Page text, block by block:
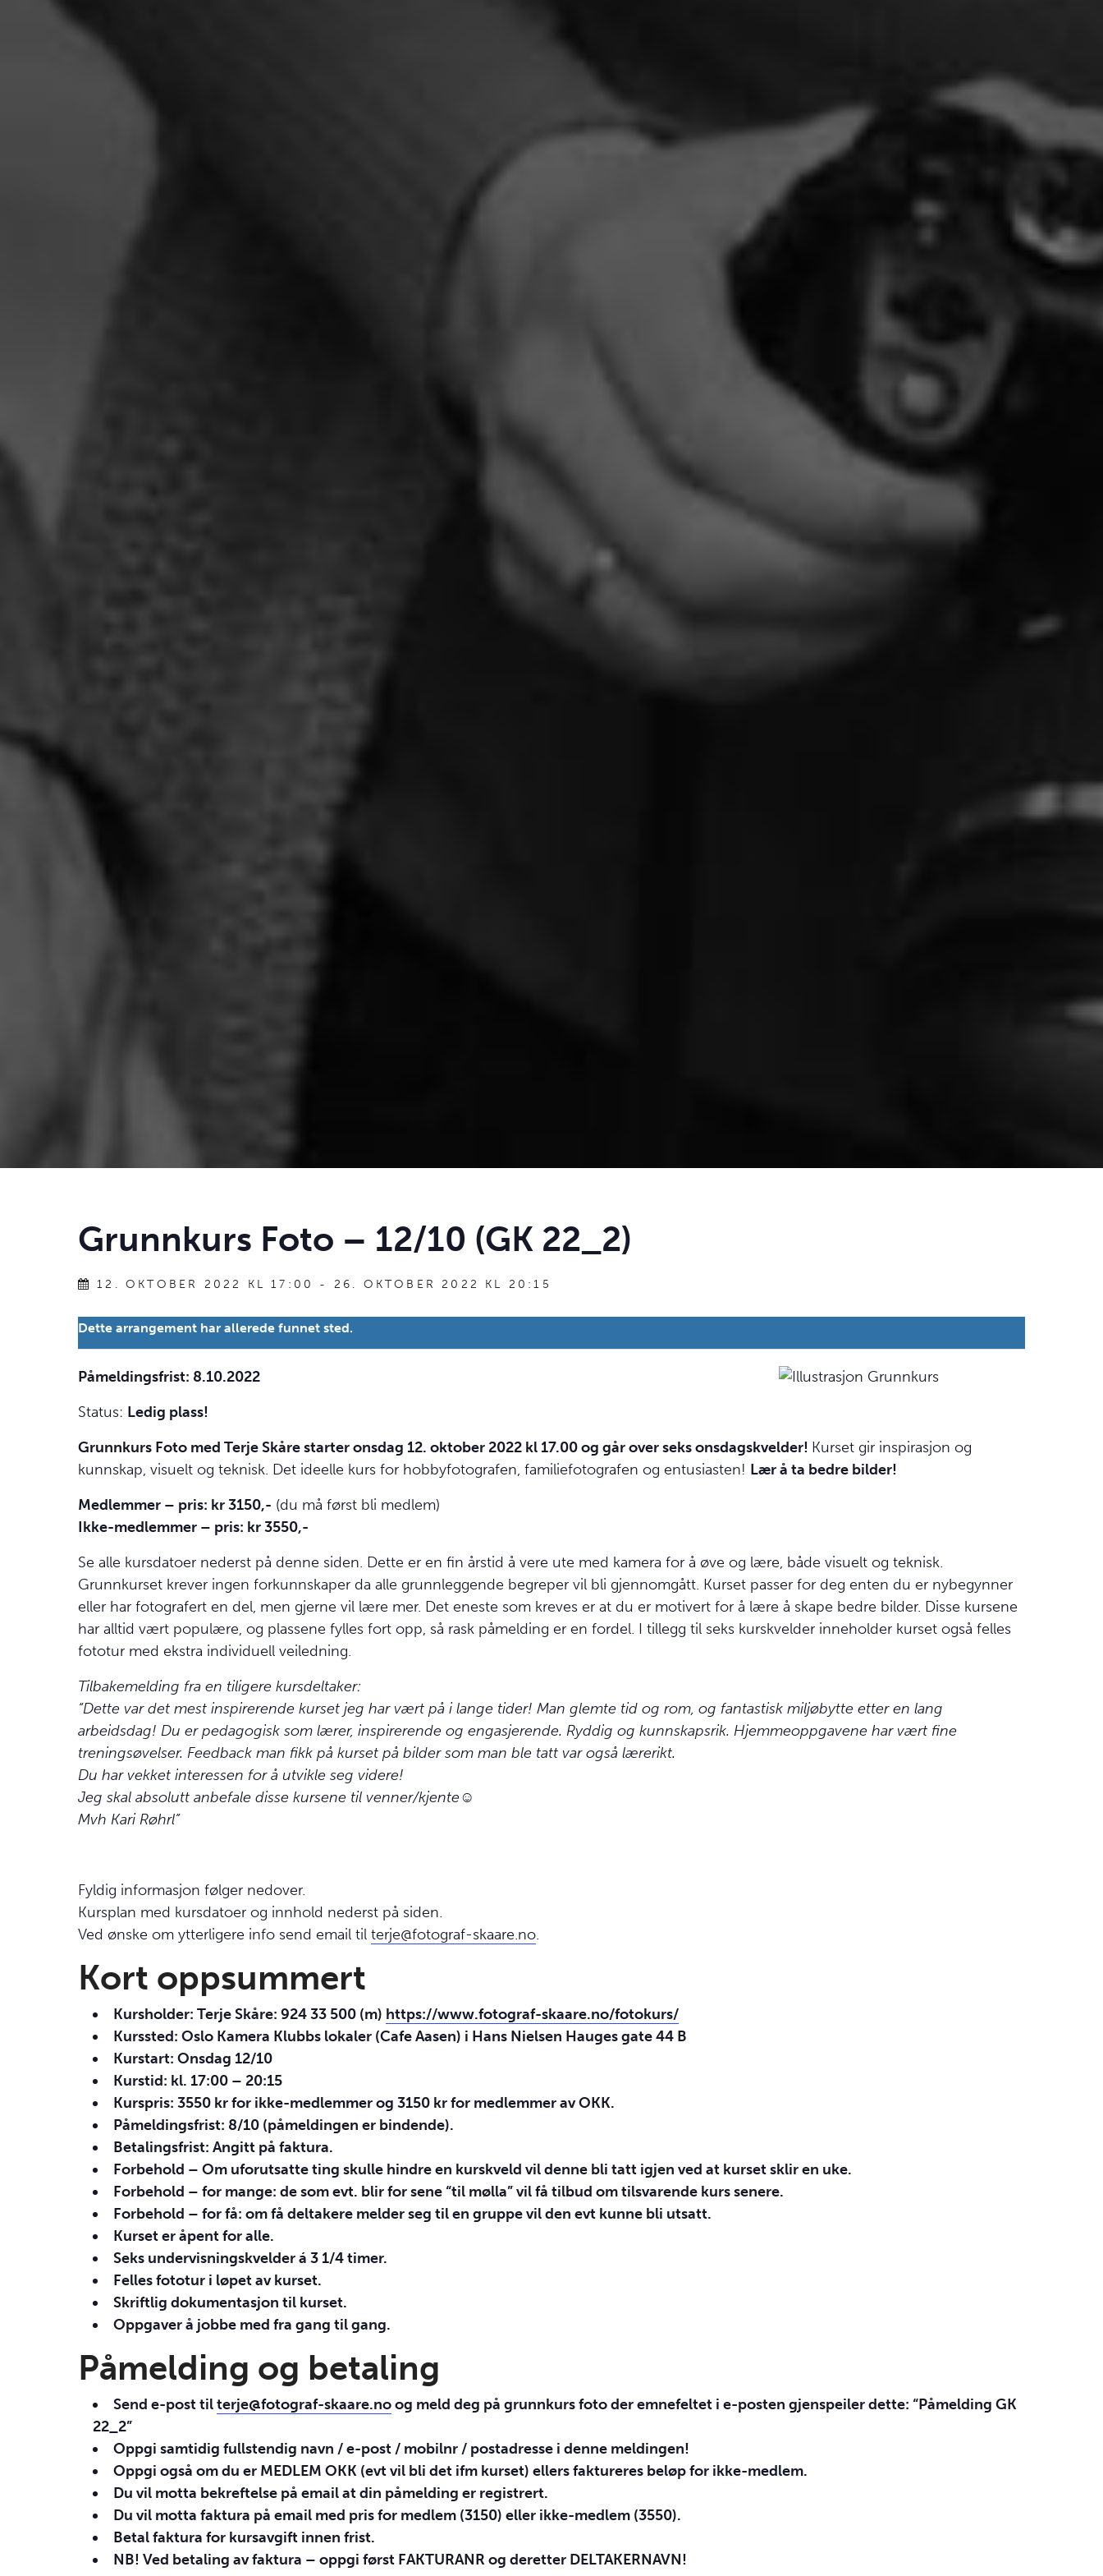
Grunnkurs Foto – 12/10 (GK 22_2)
12. OKTOBER 2022 KL 17:00 - 26. OKTOBER 2022 KL 20:15
Dette arrangement har allerede funnet sted.
Påmeldingsfrist: 8.10.2022
Status: Ledig plass!
Grunnkurs Foto med Terje Skåre starter onsdag 12. oktober 2022 kl 17.00 og går over seks onsdagskvelder! Kurset gir inspirasjon og
kunnskap, visuelt og teknisk. Det ideelle kurs for hobbyfotografen, familiefotografen og entusiasten! Lær å ta bedre bilder!
Medlemmer – pris: kr 3150,- (du må først bli medlem)
Ikke-medlemmer – pris: kr 3550,-
Se alle kursdatoer nederst på denne siden. Dette er en fin årstid å vere ute med kamera for å øve og lære, både visuelt og teknisk.
Grunnkurset krever ingen forkunnskaper da alle grunnleggende begreper vil bli gjennomgått. Kurset passer for deg enten du er nybegynner
eller har fotografert en del, men gjerne vil lære mer. Det eneste som kreves er at du er motivert for å lære å skape bedre bilder. Disse kursene
har alltid vært populære, og plassene fylles fort opp, så rask påmelding er en fordel. I tillegg til seks kurskvelder inneholder kurset også felles
fototur med ekstra individuell veiledning.
Tilbakemelding fra en tiligere kursdeltaker:
“Dette var det mest inspirerende kurset jeg har vært på i lange tider! Man glemte tid og rom, og fantastisk miljøbytte etter en lang
arbeidsdag! Du er pedagogisk som lærer, inspirerende og engasjerende. Ryddig og kunnskapsrik. Hjemmeoppgavene har vært fine
treningsøvelser. Feedback man fikk på kurset på bilder som man ble tatt var også lærerikt.
Du har vekket interessen for å utvikle seg videre!
Jeg skal absolutt anbefale disse kursene til venner/kjente☺
Mvh Kari Røhrl”
Fyldig informasjon følger nedover.
Kursplan med kursdatoer og innhold nederst på siden.
Ved ønske om ytterligere info send email til terje@fotograf-skaare.no.
Kort oppsummert
Kursholder: Terje Skåre: 924 33 500 (m) https://www.fotograf-skaare.no/fotokurs/
Kurssted: Oslo Kamera Klubbs lokaler (Cafe Aasen) i Hans Nielsen Hauges gate 44 B
Kurstart: Onsdag 12/10
Kurstid: kl. 17:00 – 20:15
Kurspris: 3550 kr for ikke-medlemmer og 3150 kr for medlemmer avOKK.
Påmeldingsfrist: 8/10 (påmeldingen er bindende).
Betalingsfrist: Angitt på faktura.
Forbehold – Om uforutsatte ting skulle hindre en kurskveld vil denne bli tatt igjen ved at kurset sklir en uke.
Forbehold – for mange: de som evt. blir for sene “til mølla” vil få tilbud om tilsvarende kurs senere.
Forbehold – for få: om få deltakere melder seg til en gruppe vil den evt kunne bli utsatt.
Kurset er åpent for alle.
Seks undervisningskvelder á 3 1/4 timer.
Felles fototur i løpet av kurset.
Skriftlig dokumentasjon til kurset.
Oppgaver å jobbe med fra gang til gang.
Påmelding og betaling
Send e-post tilterje@fotograf-skaare.noog meld deg på grunnkurs foto der emnefeltet i e-posten gjenspeiler dette: “Påmelding GK
22_2”
Oppgi samtidig fullstendig navn / e-post / mobilnr / postadresse i denne meldingen!
Oppgi også om du er MEDLEM OKK(evt vil bli det ifm kurset) ellers faktureres beløp for ikke-medlem.
Du vil motta bekreftelse på email at din påmelding er registrert.
Du vil motta faktura på email med pris for medlem (3150) eller ikke-medlem (3550).
Betal faktura for kursavgift innen frist.
NB! Ved betaling av faktura – oppgi først FAKTURANR og deretter DELTAKERNAVN!